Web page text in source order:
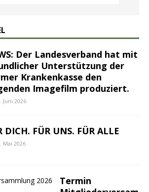
Der Landesverband hat mit
Unterstützung der
Krankenkasse den
Imagefilm produziert.
Juni 2026
DICH. FÜR UNS. FÜR ALLE
Mai 2026
Termin